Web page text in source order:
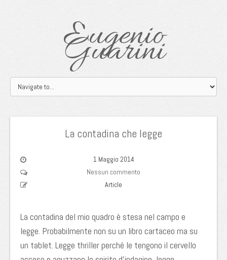
Eugenio
Guarini
La contadina che legge
1 Maggio 2014
Nessun commento
Article
La contadina del mio quadro è stesa nel campo e
legge. Probabilmente non su un libro cartaceo ma su
un tablet. Legge thriller perché le tengono il cervello